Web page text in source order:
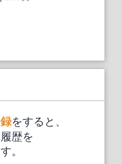
をすると、
歴を
。